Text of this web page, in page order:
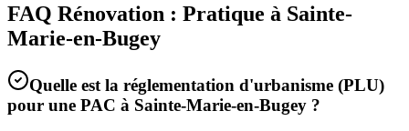
FAQ Rénovation : Pratique à Sainte-
Marie-en-Bugey
Quelle est la réglementation d'urbanisme (PLU)
pour une PAC à Sainte-Marie-en-Bugey ?